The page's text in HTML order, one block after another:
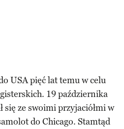
USA pięć lat temu w celu
19 października
się ze swoimi przyjaciółmi w
do Chicago. Stamtąd